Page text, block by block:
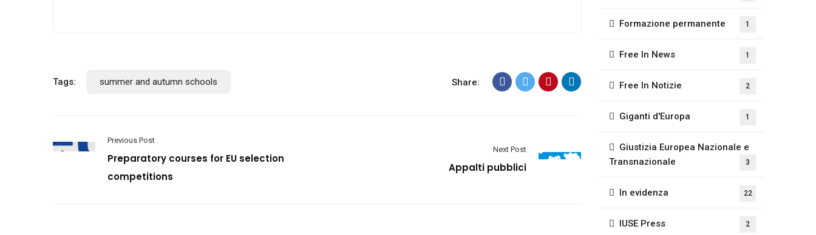
Tags: summer and autumn schools Share:
Previous Post
Preparatory courses for EU selection
competitions
Next Post
Appalti pubblici
Formazione permanente 1
Free In News 1
Free In Notizie 2
Giganti d'Europa 1
Giustizia Europea Nazionale e
Transnazionale
3
In evidenza 22
IUSE Press 2